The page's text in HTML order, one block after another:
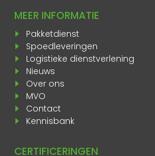
MEER INFORMATIE
Pakketdienst
Spoedleveringen
Logistieke dienstverlening
Nieuws
Over ons
MVO
Contact
Kennisbank
CERTIFICERINGEN